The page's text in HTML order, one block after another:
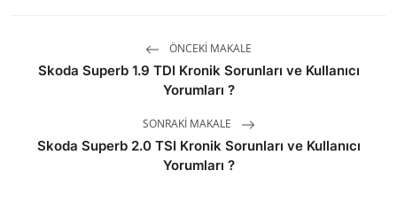
ÖNCEKI MAKALE
Skoda Superb 1.9 TDI Kronik Sorunları ve Kullanıcı
Yorumları ?
SONRAKI MAKALE
Skoda Superb 2.0 TSI Kronik Sorunları ve Kullanıcı
Yorumları ?